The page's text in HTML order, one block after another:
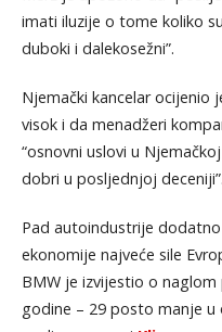
imati iluzije o tome koliko
duboki i dalekosežni”.
Njemački kancelar
visok i da menadžeri
“osnovni uslovi u
dobri u posljednjoj deceniji”.
Pad autoindustrije
ekonomije najveće sile
BMW je izvijestio o
godine – 29 posto manje